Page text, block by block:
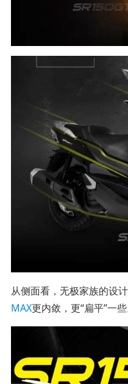
从侧面看，无极家族的设
MAX更内敛，更“扁平”一些